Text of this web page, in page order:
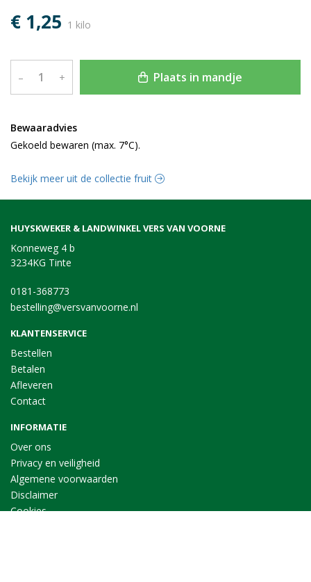
€ 1,25 1 kilo
– + Plaats in mandje
Bewaaradvies
Gekoeld bewaren (max. 7°C).
Bekijk meer uit de collectie fruit
HUYSKWEKER & LANDWINKEL VERS VAN VOORNE
Konneweg 4 b
3234KG Tinte
0181-368773
bestelling@versvanvoorne.nl
KLANTENSERVICE
Bestellen
Betalen
Afleveren
Contact
INFORMATIE
Over ons
Privacy en veiligheid
Algemene voorwaarden
Disclaimer
Cookies